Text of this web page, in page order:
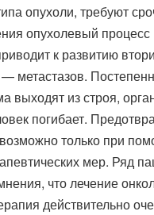
опухоли, требуют
опухолевый процесс
к развитию
— метастазов.
выходят из строя,
погибает.
только при
мер. Ряд
что лечение
действительно